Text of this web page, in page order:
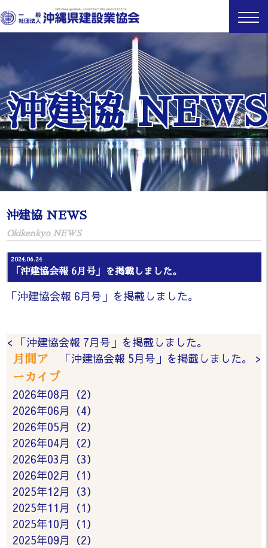
沖建協 NEWS
沖建協 NEWS
Okikenkyo NEWS
2024.06.24
「沖建協会報 6月号」を掲載しました。
「沖建協会報 6月号」を掲載しました。
< 「沖建協会報 7月号」を掲載しました。
「沖建協会報 5月号」を掲載しました。 >
月間ア
ーカイブ
2026年08月（2）
2026年06月（4）
2026年05月（2）
2026年04月（2）
2026年03月（3）
2026年02月（1）
2025年12月（3）
2025年11月（1）
2025年10月（1）
2025年09月（2）